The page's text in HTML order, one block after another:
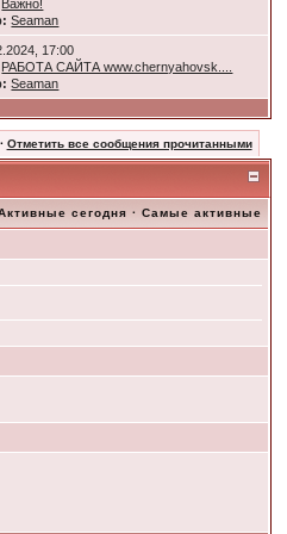
Важно!
Seaman
17:00
РАБОТА САЙТА www.chernyahovsk....
Seaman
· Отметить все сообщения прочитанными
сегодня ·Самые активные